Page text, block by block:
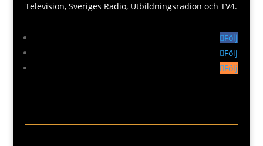
Television, Sveriges Radio, Utbildningsradion och TV4.
Följ
Följ
Följ